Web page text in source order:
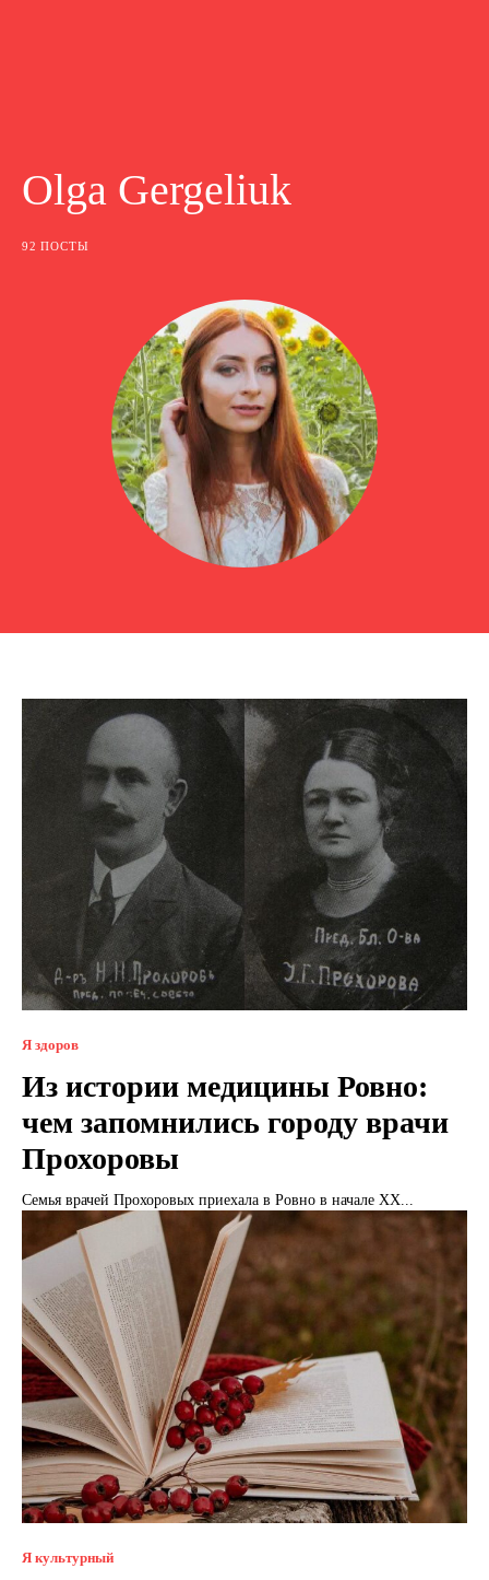
Olga Gergeliuk
92 ПОСТЫ
Я здоров
Из истории медицины Ровно:
чем запомнились городу врачи
Прохоровы
Семья врачей Прохоровых приехала в Ровно в начале XX...
Я культурный